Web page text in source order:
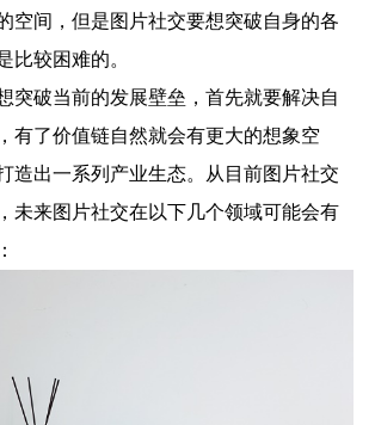
空间，但是图片社交要想突破自身的各
比较困难的。
突破当前的发展壁垒，首先就要解决自
有了价值链自然就会有更大的想象空
造出一系列产业生态。从目前图片社交
未来图片社交在以下几个领域可能会有